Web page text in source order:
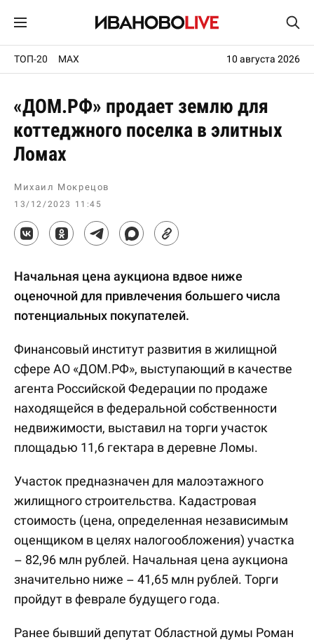
ТОП-20 MAX 10 августа 2026
«ДОМ.РФ» продает землю для
коттеджного поселка в элитных
Ломах
Михаил Мокрецов
13/12/2023 11:45
Начальная цена аукциона вдвое ниже
оценочной для привлечения большего числа
потенциальных покупателей.
Финансовый институт развития в жилищной
сфере АО «ДОМ.РФ», выступающий в качестве
агента Российской Федерации по продаже
находящейся в федеральной собственности
недвижимости, выставил на торги участок
площадью 11,6 гектара в деревне Ломы.
Участок предназначен для малоэтажного
жилищного строительства. Кадастровая
стоимость (цена, определенная независимым
оценщиком в целях налогообложения) участка
– 82,96 млн рублей. Начальная цена аукциона
значительно ниже – 41,65 млн рублей. Торги
пройдут в феврале будущего года.
Ранее бывший депутат Областной думы Роман